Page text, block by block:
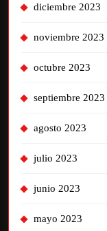
diciembre 2023
noviembre 2023
octubre 2023
septiembre 2023
agosto 2023
julio 2023
junio 2023
mayo 2023